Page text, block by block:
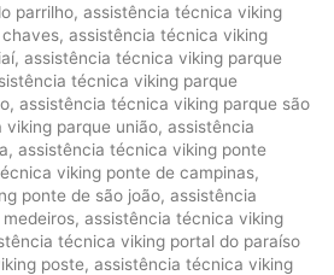
parrilho, assistência técnica viking
, assistência técnica viking
, assistência técnica viking parque
técnica viking parque
, assistência técnica viking parque são
parque união, assistência
, assistência técnica viking ponte
viking ponte de campinas,
ponte de são joão, assistência
, assistência técnica viking
técnica viking portal do paraíso
poste, assistência técnica viking